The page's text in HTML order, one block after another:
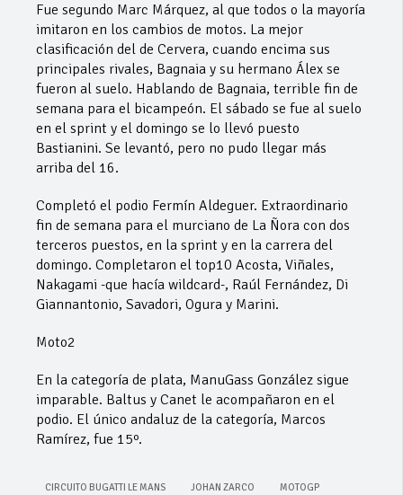
Fue segundo Marc Márquez, al que todos o la mayoría
imitaron en los cambios de motos. La mejor
clasificación del de Cervera, cuando encima sus
principales rivales, Bagnaia y su hermano Álex se
fueron al suelo. Hablando de Bagnaia, terrible fin de
semana para el bicampeón. El sábado se fue al suelo
en el sprint y el domingo se lo llevó puesto
Bastianini. Se levantó, pero no pudo llegar más
arriba del 16.
Completó el podio Fermín Aldeguer. Extraordinario
fin de semana para el murciano de La Ñora con dos
terceros puestos, en la sprint y en la carrera del
domingo. Completaron el top10 Acosta, Viñales,
Nakagami -que hacía wildcard-, Raúl Fernández, Di
Giannantonio, Savadori, Ogura y Marini.
Moto2
En la categoría de plata, ManuGass González sigue
imparable. Baltus y Canet le acompañaron en el
podio. El único andaluz de la categoría, Marcos
Ramírez, fue 15º.
CIRCUITO BUGATTI LE MANS JOHAN ZARCO MOTOGP